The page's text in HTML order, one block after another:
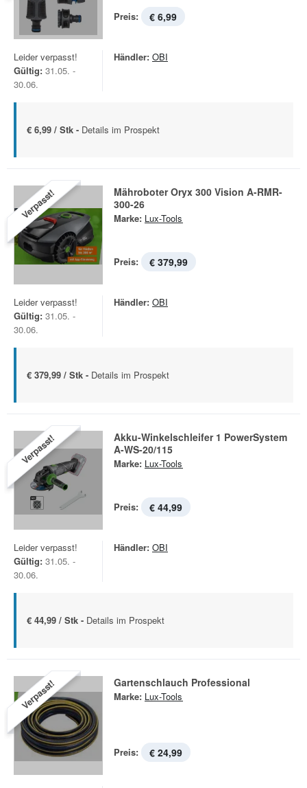
Preis: € 6,99
Leider verpasst!
Gültig: 31.05. -
30.06.
Händler: OBI
€ 6,99 / Stk - Details im Prospekt
Verpasst!
Mähroboter Oryx 300 Vision A-RMR-
300-26
Marke: Lux-Tools
Preis: € 379,99
Leider verpasst!
Gültig: 31.05. -
30.06.
Händler: OBI
€ 379,99 / Stk - Details im Prospekt
Verpasst!
Akku-Winkelschleifer 1 PowerSystem
A-WS-20/115
Marke: Lux-Tools
Preis: € 44,99
Leider verpasst!
Gültig: 31.05. -
30.06.
Händler: OBI
€ 44,99 / Stk - Details im Prospekt
Verpasst! Gartenschlauch Professional
Marke: Lux-Tools
Preis: € 24,99